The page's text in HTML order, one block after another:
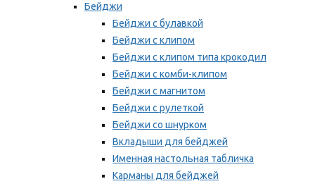
Бейджи
Бейджи с булавкой
Бейджи с клипом
Бейджи с клипом типа крокодил
Бейджи с комби-клипом
Бейджи с магнитом
Бейджи с рулеткой
Бейджи со шнурком
Вкладыши для бейджей
Именная настольная табличка
Карманы для бейджей